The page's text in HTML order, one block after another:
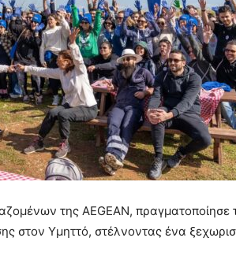
της AEGEAN, πραγματοποίησε
στον Υμηττό, στέλνοντας ένα